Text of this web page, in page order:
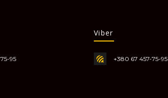
95
Viber
+380 67 457-75-95